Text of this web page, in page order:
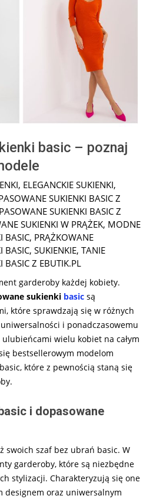
basic – poznaj
, ELEGANCKIE SUKIENKI,
SUKIENKI BASIC Z
SUKIENKI BASIC Z
SUKIENKI W PRĄŻEK, MODNE
BASIC, PRĄŻKOWANE
BASIC, SUKIENKIE, TANIE
BASIC Z EBUTIK.PL
garderoby każdej kobiety.
sukienki basic są
które sprawdzają się w różnych
i ponadczasowemu
wielu kobiet na całym
bestsellerowym modelom
które z pewnością staną się
i dopasowane
swoich szaf bez ubrań basic. W
garderoby, które są niezbędne
stylizacji. Charakteryzują się one
designem oraz uniwersalnym